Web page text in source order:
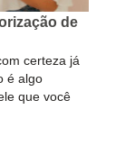
de
certeza já
é algo
que você